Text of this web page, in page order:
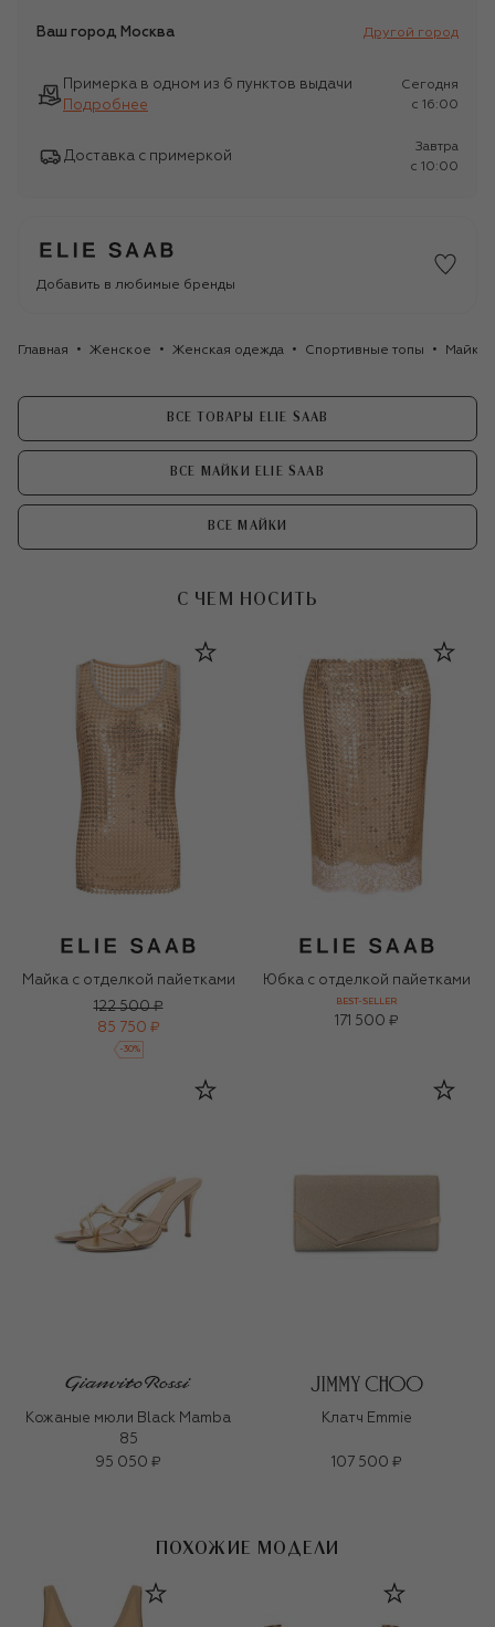
Ваш город Москва Другой город
Примерка в одном из 6 пунктов выдачи
Подробнее
Сегодня
c 16:00
Доставка с примеркой
Завтра
c 10:00
Добавить в любимые бренды
Главная Женское Женская одежда Спортивные топы Майка
ВСЕ ТОВАРЫ ELIE SAAB
ВСЕ МАЙКИ ELIE SAAB
ВСЕ МАЙКИ
С ЧЕМ НОСИТЬ
Майка с отделкой пайетками
122 500 ₽
85 750 ₽
-30%
Юбка с отделкой пайетками
BEST-SELLER
171 500 ₽
Кожаные мюли Black Mamba
85
95 050 ₽
Клатч Emmie
107 500 ₽
ПОХОЖИЕ МОДЕЛИ